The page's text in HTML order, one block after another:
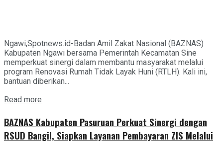
Ngawi,Spotnews.id-Badan Amil Zakat Nasional (BAZNAS)
Kabupaten Ngawi bersama Pemerintah Kecamatan Sine
memperkuat sinergi dalam membantu masyarakat melalui
program Renovasi Rumah Tidak Layak Huni (RTLH). Kali ini,
bantuan diberikan...
Read more
BAZNAS Kabupaten Pasuruan Perkuat Sinergi dengan
RSUD Bangil, Siapkan Layanan Pembayaran ZIS Melalui